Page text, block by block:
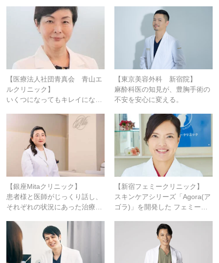
【医療法人社団青真会 青山エ
ルクリニック】
いくつになってもキレイにな…
【東京美容外科 新宿院】
麻酔科医の知見が、豊胸手術の
不安を安心に変える。
【銀座Mitaクリニック】
患者様と医師がじっくり話し、
それぞれの状況にあった治療…
【新宿フェミークリニック】
スキンケアシリーズ「agora(ア
ゴラ)」を開発した フェミー…